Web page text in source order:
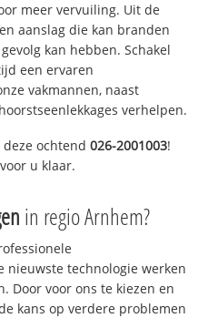
meer vervuiling. Uit de
aanslag die kan branden
kan hebben. Schakel
een ervaren
vakmannen, naast
verhelpen.
deze ochtend026-2001003!
u klaar.
in regio Arnhem?
nieuwste technologie werken
Door voor ons te kiezen en
kans op verdere problemen